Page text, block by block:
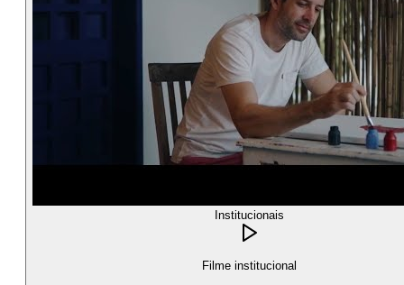
Institucionais
Filme institucional